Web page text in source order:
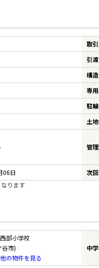
取
引
構造
専
駐
土
管
06日 次
ります
部小学校
谷市)
の物件を見る
中